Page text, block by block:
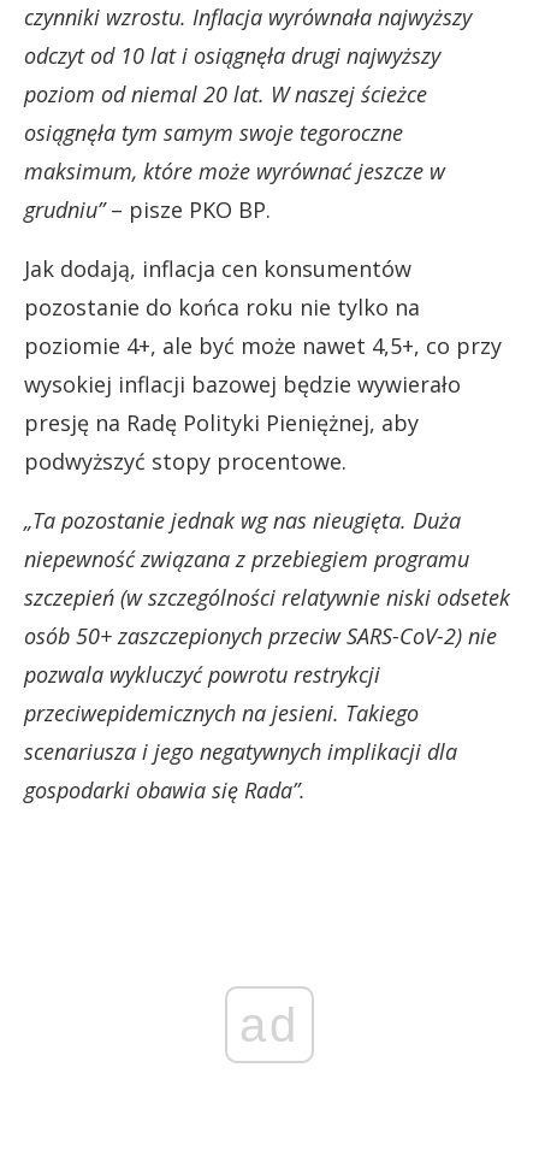
czynniki wzrostu. Inflacja wyrównała najwyższy
odczyt od 10 lat i osiągnęła drugi najwyższy
poziom od niemal 20 lat. W naszej ścieżce
osiągnęła tym samym swoje tegoroczne
maksimum, które może wyrównać jeszcze w
grudniu”– pisze PKO BP.
Jak dodają, inflacja cen konsumentów
pozostanie do końca roku nie tylko na
poziomie 4+, ale być może nawet 4,5+, co przy
wysokiej inflacji bazowej będzie wywierało
presję na Radę Polityki Pieniężnej, aby
podwyższyć stopy procentowe.
„Ta pozostanie jednak wg nas nieugięta. Duża
niepewność związana z przebiegiem programu
szczepień (w szczególności relatywnie niski odsetek
osób 50+ zaszczepionych przeciw SARS-CoV-2) nie
pozwala wykluczyć powrotu restrykcji
przeciwepidemicznych na jesieni. Takiego
scenariusza i jego negatywnych implikacji dla
gospodarki obawia się Rada”.
ad